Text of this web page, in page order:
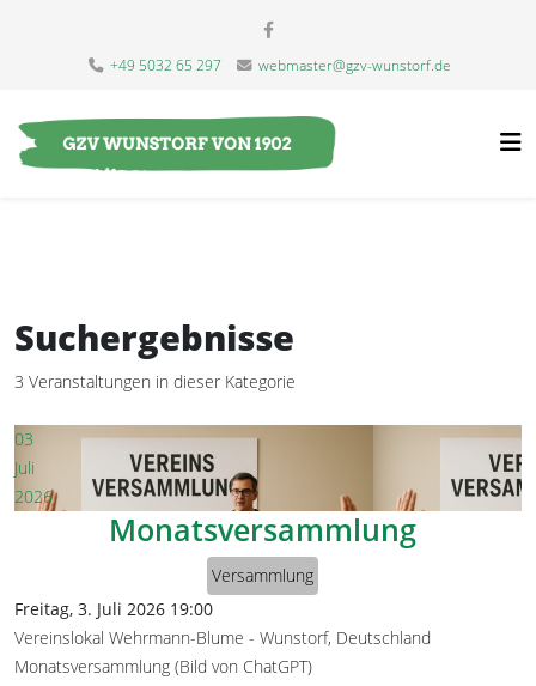
+49 5032 65 297 webmaster@gzv-wunstorf.de
Suchergebnisse
3 Veranstaltungen in dieser Kategorie
03
Juli
2026
Monatsversammlung
Versammlung
Freitag, 3. Juli 2026 19:00
Vereinslokal Wehrmann-Blume - Wunstorf, Deutschland
Monatsversammlung (Bild von ChatGPT)